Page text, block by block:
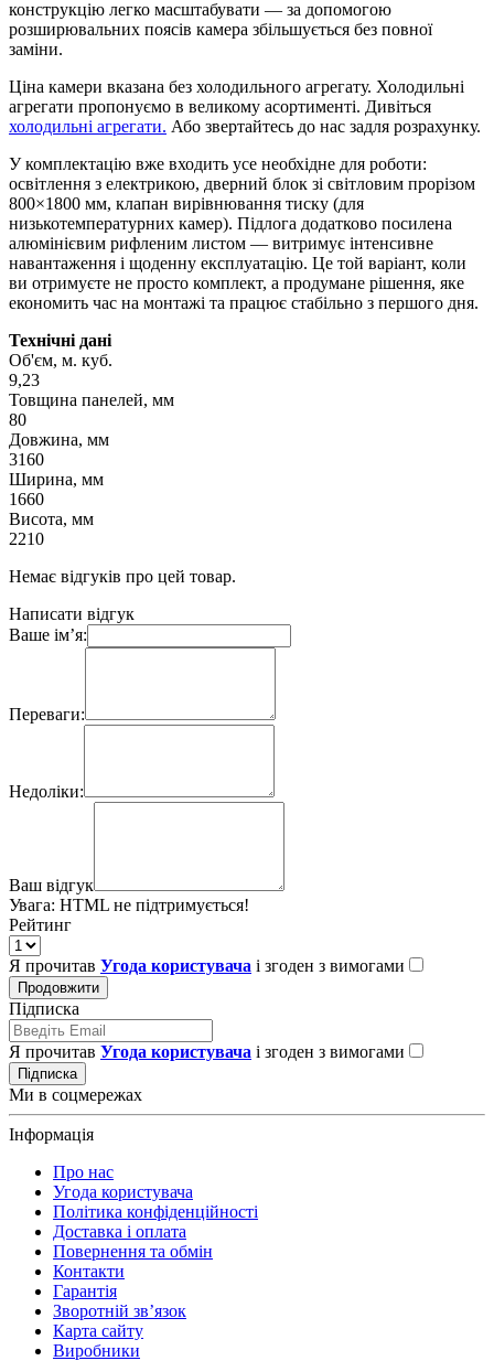
конструкцію легко масштабувати — за допомогою
розширювальних поясів камера збільшується без повної
заміни.
Ціна камери вказана без холодильного агрегату. Холодильні
агрегати пропонуємо в великому асортименті. Дивіться
холодильні агрегати. Або звертайтесь до нас задля розрахунку.
У комплектацію вже входить усе необхідне для роботи:
освітлення з електрикою, дверний блок зі світловим прорізом
800×1800 мм, клапан вирівнювання тиску (для
низькотемпературних камер). Підлога додатково посилена
алюмінієвим рифленим листом — витримує інтенсивне
навантаження і щоденну експлуатацію. Це той варіант, коли
ви отримуєте не просто комплект, а продумане рішення, яке
економить час на монтажі та працює стабільно з першого дня.
Технічні дані
Об'єм, м. куб.
9,23
Товщина панелей, мм
80
Довжина, мм
3160
Ширина, мм
1660
Висота, мм
2210
Немає відгуків про цей товар.
Написати відгук
Ваше ім’я:
Переваги:
Недоліки:
Ваш відгук
Увага: HTML не підтримується!
Рейтинг
Я прочитав Угода користувача і згоден з вимогами
Продовжити
Підписка
Я прочитав Угода користувача і згоден з вимогами
Підписка
Ми в соцмережах
Інформація
Про нас
Угода користувача
Політика конфіденційності
Доставка і оплата
Повернення та обмін
Контакти
Гарантія
Зворотній зв’язок
Карта сайту
Виробники